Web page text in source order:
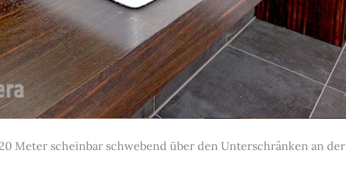
Meter scheinbar schwebend über den Unterschränken an der